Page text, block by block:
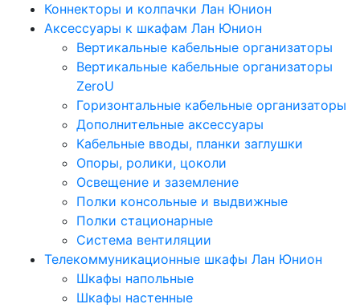
Коннекторы и колпачки Лан Юнион
Аксессуары к шкафам Лан Юнион
Вертикальные кабельные организаторы
Вертикальные кабельные организаторы
ZeroU
Горизонтальные кабельные организаторы
Дополнительные аксессуары
Кабельные вводы, планки заглушки
Опоры, ролики, цоколи
Освещение и заземление
Полки консольные и выдвижные
Полки стационарные
Система вентиляции
Телекоммуникационные шкафы Лан Юнион
Шкафы напольные
Шкафы настенные